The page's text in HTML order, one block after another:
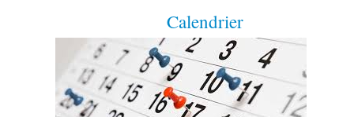
Calendrier